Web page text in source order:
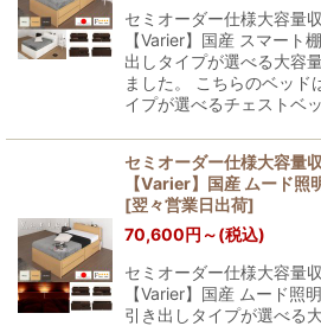
セミオーダー仕様大容量
【Varier】国産 スマート
出しタイプが選べる大容
ました。 こちらのベッド
イプが選べるチェストベ
セミオーダー仕様大容量
【Varier】国産 ムード照
[翌々営業日出荷]
70,600円 ～(税込)
セミオーダー仕様大容量
【Varier】国産 ムード照
引き出しタイプが選べる